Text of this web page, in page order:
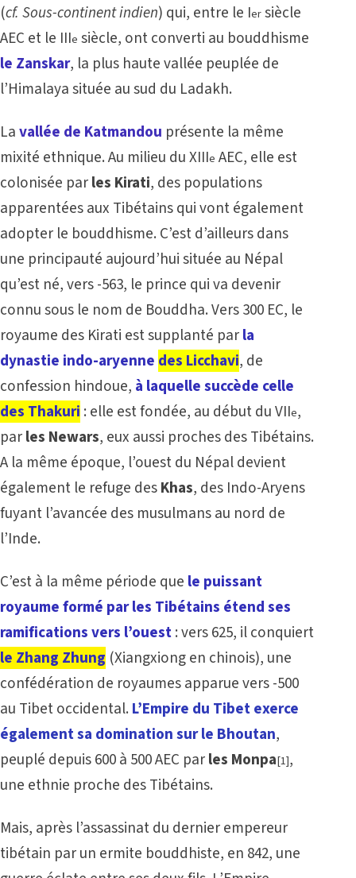
(cf. Sous-continent indien) qui, entre le Iersiècle
AEC et le IIIe siècle, ont converti au bouddhisme
le Zanskar, la plus haute vallée peuplée de
l’Himalaya située au sud du Ladakh.
Lavallée de Katmandou présente la même
mixité ethnique. Au milieu du XIIIe AEC, elle est
colonisée parles Kirati, des populations
apparentées aux Tibétains qui vont également
adopter le bouddhisme. C’est d’ailleurs dans
une principauté aujourd’hui située au Népal
qu’est né, vers -563, le prince qui va devenir
connu sous le nom de Bouddha. Vers 300 EC, le
royaume des Kirati est supplanté parla
dynastie indo-aryenne des Licchavi, de
confession hindoue, à laquelle succède celle
des Thakuri : elle est fondée, au début du VIIe,
parles Newars, eux aussi proches des Tibétains.
A la même époque, l’ouest du Népal devient
également le refuge desKhas, des Indo-Aryens
fuyant l’avancée des musulmans au nord de
l’Inde.
C’est à la même période que le puissant
royaume formé par les Tibétains étend ses
ramifications vers l’ouest: vers 625, il conquiert
le Zhang Zhung (Xiangxiong en chinois), une
confédération de royaumes apparue vers -500
au Tibet occidental. L’Empire du Tibet exerce
également sa domination sur le Bhoutan,
peuplé depuis 600 à 500 AEC parles Monpa[1],
une ethnie proche des Tibétains.
Mais, après l’assassinat du dernier empereur
tibétain par un ermite bouddhiste, en 842, une